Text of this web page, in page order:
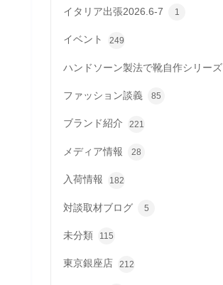
イタリア出張2026.6-7 1
イベント 249
ハンドソーン製法で靴自作シリーズ
ファッション談義 85
ブランド紹介 221
メディア情報 28
入荷情報 182
対談取材ブログ 5
未分類 115
東京銀座店 212